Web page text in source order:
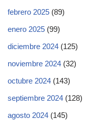
febrero 2025 (89)
enero 2025 (99)
diciembre 2024 (125)
noviembre 2024 (32)
octubre 2024 (143)
septiembre 2024 (128)
agosto 2024 (145)